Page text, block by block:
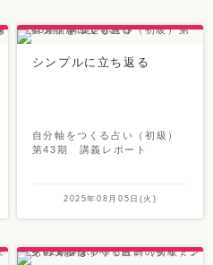
シンプルに立ち返る
自分軸をつくる占い（初級）
第43期 講義レポート
2025年08月05日(火)